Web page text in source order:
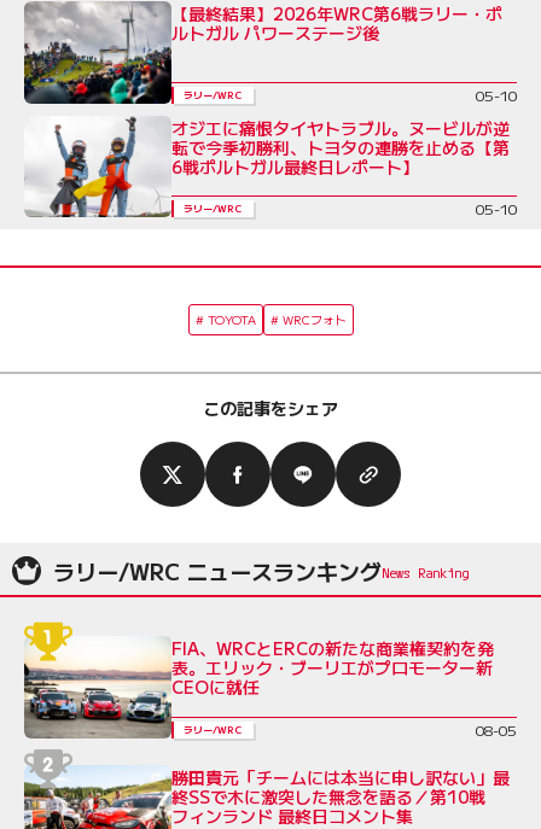
【最終結果】2026年WRC第6戦ラリー・ポ
ルトガル パワーステージ後
ラリー/WRC 05-10
オジエに痛恨タイヤトラブル。ヌービルが逆
転で今季初勝利、トヨタの連勝を止める【第
6戦ポルトガル最終日レポート】
ラリー/WRC 05-10
TOYOTA WRCフォト
この記事をシェア
ラリー/WRC ニュースランキング
FIA、WRCとERCの新たな商業権契約を発
表。エリック・ブーリエがプロモーター新
CEOに就任
ラリー/WRC 08-05
勝田貴元「チームには本当に申し訳ない」最
終SSで木に激突した無念を語る／第10戦
フィンランド 最終日コメント集